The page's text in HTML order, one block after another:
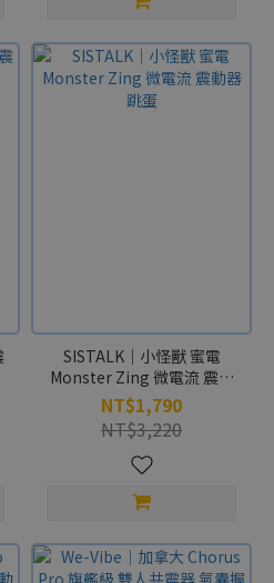
SISTALK｜小怪獸 蜜電
Monster Zing 微電流 震動
器 跳蛋
NT$1,790
NT$3,220